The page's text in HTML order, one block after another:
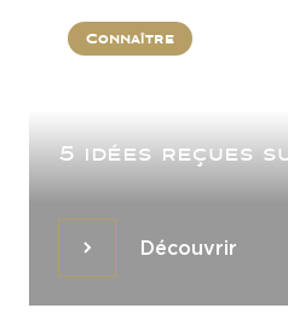
Connaître
5 idées reçues
DécouvrirDécouvrir